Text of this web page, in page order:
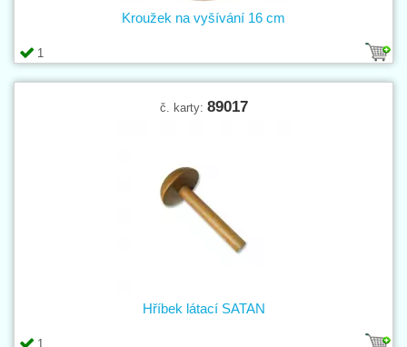
1
Kroužek na vyšívání 16 cm
č. karty: 89017
1
Hříbek látací SATAN